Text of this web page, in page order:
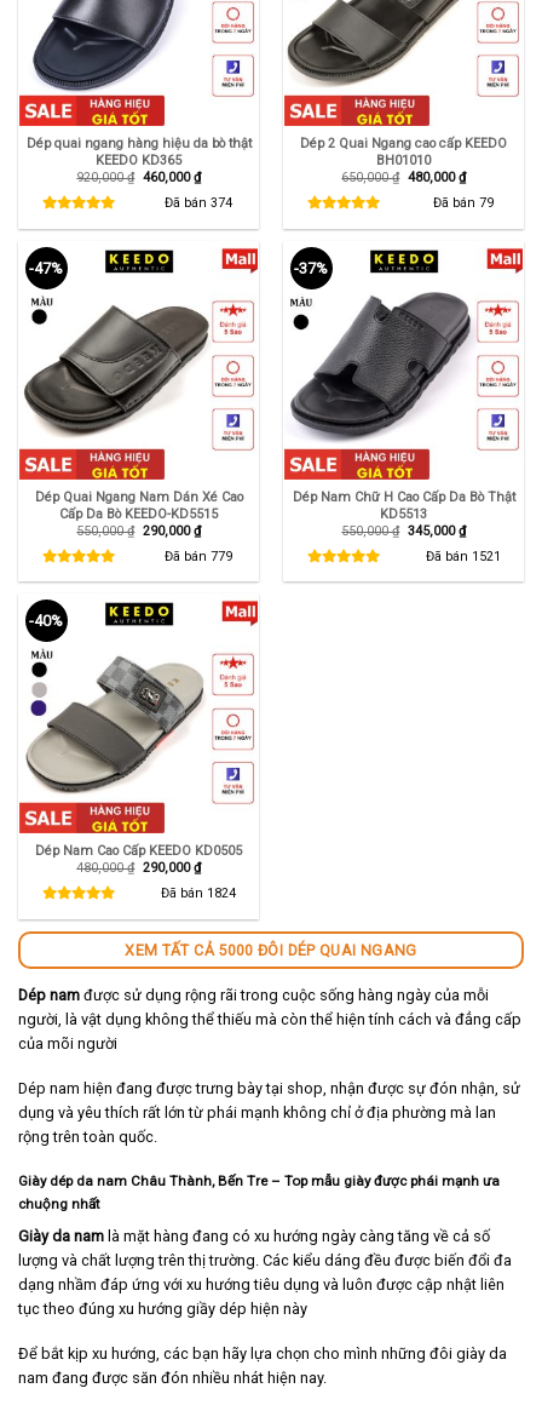
Dép quai ngang hàng hiệu da bò thật
KEEDO KD365
920,000₫ Giá
460,000₫Giá
hiện
tại
Đã bán 374
Dép 2 Quai Ngang cao cấp KEEDO
BH01010
650,000₫ Giá
480,000₫Giá
hiện
tại
Đã bán 79
-47%
Dép Quai Ngang Nam Dán Xé Cao
Cấp Da Bò KEEDO-KD5515
550,000₫ Giá
550,000 ₫.
290,000₫Giá
hiện
tại
là:
290,000 ₫.
Đã bán 779
-37%
Dép Nam Chữ H Cao Cấp Da Bò Thật
KD5513
550,000₫ Giá
550,000 ₫.
345,000₫Giá
hiện
tại
là:
345,000 ₫.
Đã bán 1521
-40%
Dép Nam Cao Cấp KEEDO KD0505
480,000₫ Giá
290,000₫Giá
hiện
tại
Đã bán 1824
XEM TẤT CẢ 5000 ĐÔI DÉP QUAI NGANG
Dép nam được sử dụng rộng rãi trong cuộc sống hàng ngày của mỗi
người, là vật dụng không thể thiếu mà còn thể hiện tính cách và đẳng cấp
của mõi người
Dép nam hiện đang được trưng bày tại shop, nhận được sự đón nhận, sử
dụng và yêu thích rất lớn từ phái mạnh không chỉ ở địa phường mà lan
rộng trên toàn quốc.
Giày dép da nam Châu Thành, Bến Tre – Top mẫu giày được phái mạnh ưa
chuộng nhất
Giày da nam là mặt hàng đang có xu hướng ngày càng tăng về cả số
lượng và chất lượng trên thị trường. Các kiểu dáng đều được biến đổi đa
dạng nhầm đáp ứng với xu hướng tiêu dụng và luôn được cập nhật liên
tục theo đúng xu hướng giầy dép hiện này
Để bắt kịp xu hướng, các bạn hãy lựa chọn cho mình những đôi giày da
nam đang được săn đón nhiều nhát hiện nay.